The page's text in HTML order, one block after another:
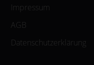
Impressum
AGB
Datenschutzerklärung